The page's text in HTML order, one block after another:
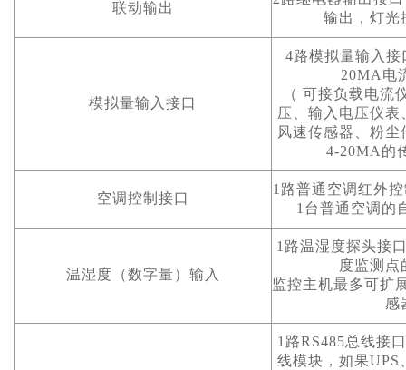
联动输出
输出，灯光
模拟量输入接口
4路模拟量输入
20MA电
（ 可接负载电流
压、输入电压仪
风速传感器、粉
4-20MA的
空调控制接口
1路普通空调红外
1台普通空调的
温湿度（数字量）输入
1路温湿度探头接
度监测点
监控主机最多可扩
感
1路RS485总线接
线模块，如果UPS